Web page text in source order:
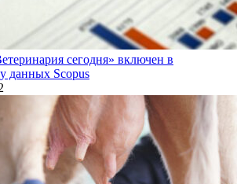
сегодня» включен в
данных Scopus